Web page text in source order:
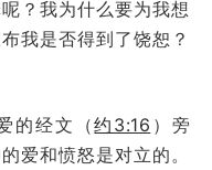
？我为什么要为我想
我是否得到了饶恕？
的经文（约3:16 ）旁
爱和愤怒是对立的。